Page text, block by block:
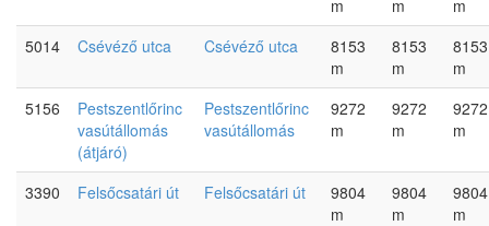
m
m
m
5014
Csévéző utca Csévéző utca
8153
m
8153
m
8153
m
5156
Pestszentlőrinc
vasútállomás
(átjáró)
Pestszentlőrinc
vasútállomás
9272
m
9272
m
9272
m
3390 Felsőcsatári út Felsőcsatári út
9804
m
9804
m
9804
m